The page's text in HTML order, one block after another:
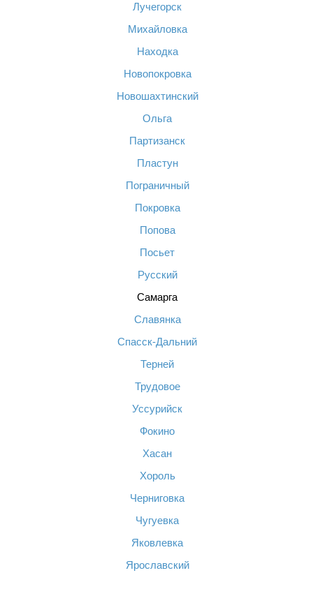
Лучегорск
Михайловка
Находка
Новопокровка
Новошахтинский
Ольга
Партизанск
Пластун
Пограничный
Покровка
Попова
Посьет
Русский
Самарга
Славянка
Спасск-Дальний
Терней
Трудовое
Уссурийск
Фокино
Хасан
Хороль
Черниговка
Чугуевка
Яковлевка
Ярославский